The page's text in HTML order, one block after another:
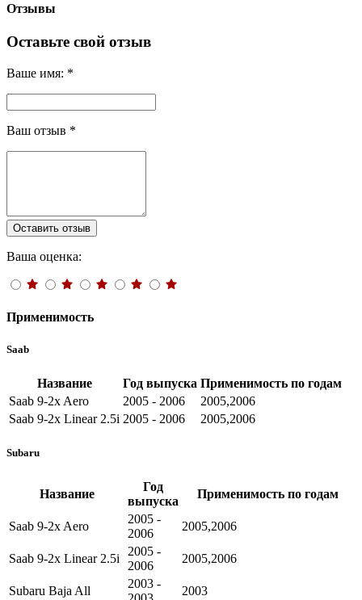
Отзывы
Оставьте свой отзыв
Ваше имя: *
Ваш отзыв *
Оставить отзыв
Ваша оценка:
Применимость
Saab
Название Год выпуска Применимость по годам
Saab 9-2x Aero
2005 - 2006
2005,2006
Saab 9-2x Linear 2.5i 2005 - 2006 2005,2006
Subaru
Название
Год
выпуска
Применимость по годам
Saab 9-2x Aero
2005 -
2006
2005,2006
Saab 9-2x Linear 2.5i
2005 -
2006
2005,2006
Subaru Baja All
2003 -
2003